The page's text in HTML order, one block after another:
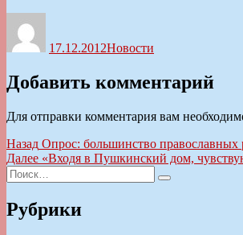
17.12.2012Новости
Добавить комментарий
Для отправки комментария вам
Навигация
по
записям
Назад Предыдущая
запись:
Опрос: большинство православных
Далее Следующая
«Входя в Пушкинский дом,
Искать:
Поиск
Рубрики